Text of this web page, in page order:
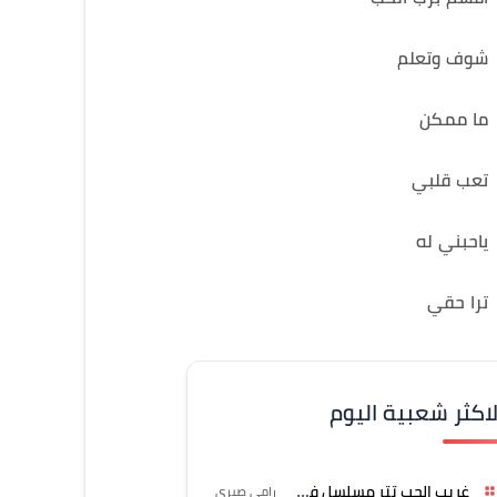
شوف وتعلم
ما ممكن
تعب قلبي
ياحبني له
ترا حقي
شعبية اليوم
غريب الحب تتر مسلسل فرصة رامي صبري